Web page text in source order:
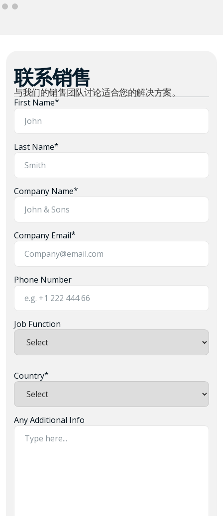
联系销售
与我们的销售团队讨论适合您的解决方案。
First Name*
Last Name*
Company Name*
Company Email*
Phone Number
Job Function
Country*
Any Additional Info